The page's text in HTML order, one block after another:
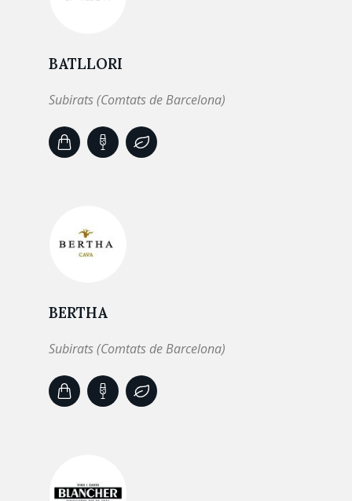
BATLLORI
Subirats (Comtats de Barcelona)
BERTHA
Subirats (Comtats de Barcelona)